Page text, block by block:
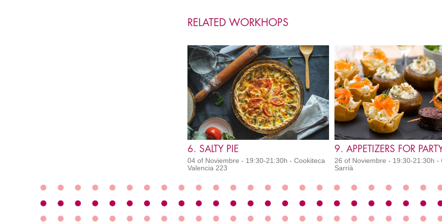
RELATED WORKHOPS
6. SALTY PIE
04 of Noviembre - 19:30-21:30h - Cookiteca
Valencia 223
9. APPETIZERS FOR
26 of Noviembre - 19:30-21:30h -
Sarrià